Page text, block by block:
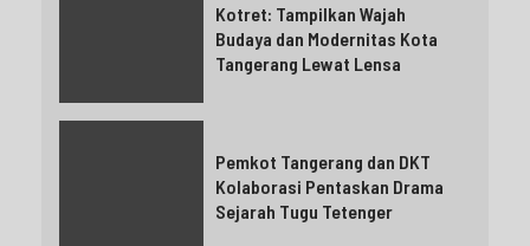
Kotret: Tampilkan Wajah
Budaya dan Modernitas Kota
Tangerang Lewat Lensa
Pemkot Tangerang dan DKT
Kolaborasi Pentaskan Drama
Sejarah Tugu Tetenger